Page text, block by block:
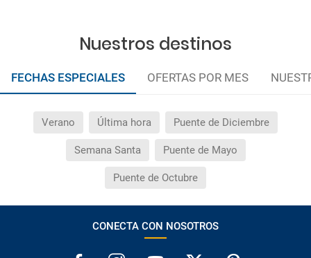
Quedan excluidos los productos de terceros de esta
Las condiciones de esta campaña sólo serán aplicables
durante la vigencia de la misma. Las posibles
quedan excluidas de las condiciones de promoción
Nuestros destinos
FECHAS ESPECIALES OFERTAS POR MES
Verano Última hora Puente de Diciembre
Semana Santa Puente de Mayo
Puente de Octubre
CONECTA CON NOSOTROS